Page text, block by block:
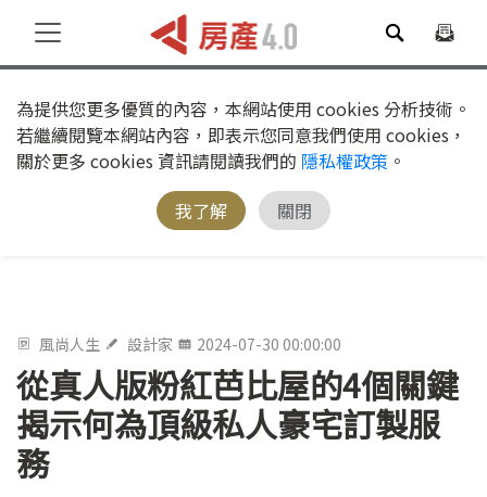
為提供您更多優質的內容，本網站使用 cookies 分析技術。
若繼續閱覽本網站內容，即表示您同意我們使用 cookies，
關於更多 cookies 資訊請閱讀我們的 隱私權政策 。
我了解
關閉
風尚人生 設計家 2024-07-30 00:00:00
從真人版粉紅芭比屋的4個關鍵
揭示何為頂級私人豪宅訂製服
務